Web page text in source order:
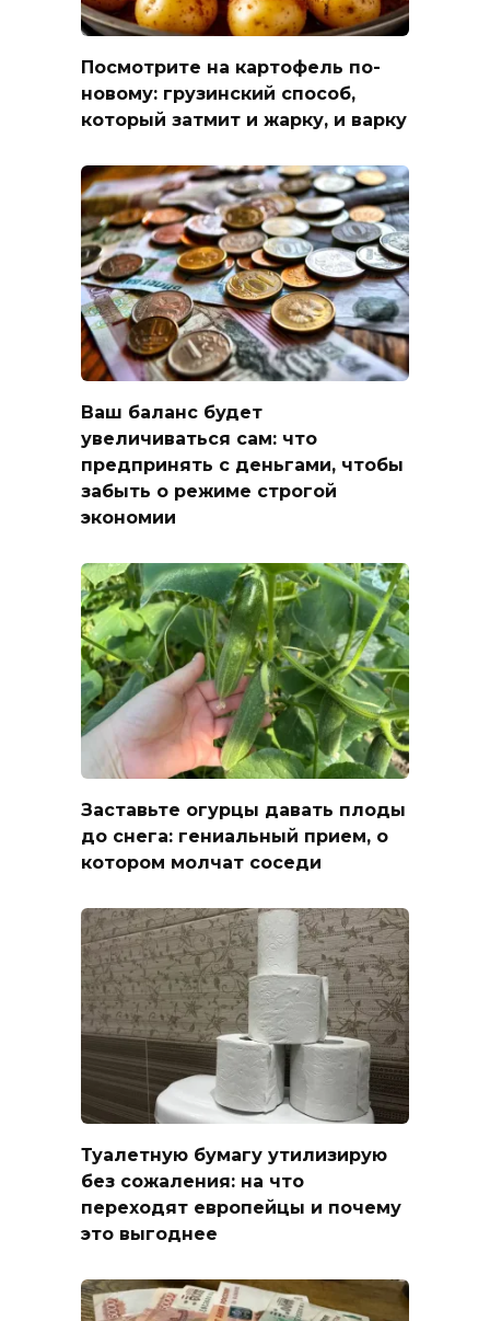
Посмотрите на картофель по-
новому: грузинский способ,
который затмит и жарку, и варку
Ваш баланс будет
увеличиваться сам: что
предпринять с деньгами, чтобы
забыть о режиме строгой
экономии
Заставьте огурцы давать плоды
до снега: гениальный прием, о
котором молчат соседи
Туалетную бумагу утилизирую
без сожаления: на что
переходят европейцы и почему
это выгоднее